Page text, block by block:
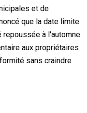
et de
que la date limite
repoussée à l'automne
aux propriétaires
sans craindre